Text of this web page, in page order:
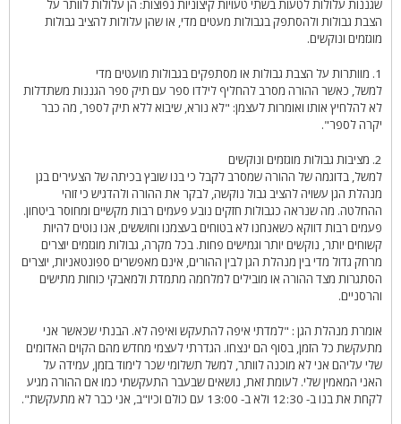
שגננות עלולות לטעות בשתי טעויות קיצוניות נפוצות: הן עלולות לוותר על
הצבת גבולות ולהסתפק בגבולות מעטים מדי, או שהן עלולות להציב גבולות
מוגזמים ונוקשים.
1. מוותרות על הצבת גבולות או מסתפקים בגבולות מועטים מדי
למשל, כאשר ההורה מסרב להחליף לילדו ספר עם תיק ספר הגננות משתדלות
לא להלחיץ אותו ואומרות לעצמן: "לא נורא, שיבוא ללא תיק לספר, מה כבר
יקרה לספר".
2. מציבות גבולות מוגזמים ונוקשים
למשל, בדוגמה של ההורה שמסרב לקבל כי בנו שובץ בכיתה של הצעירים בגן
מנהלת הגן עשויה להציב גבול נוקשה, לבקר את ההורה ולהדגיש כי זוהי
ההחלטה. מה שנראה כגבולות חזקים נובע פעמים רבות מקשיים ומחוסר ביטחון.
פעמים רבות דווקא כשאנחנו לא בטוחים בעצמנו וחוששים, אנו נוטים להיות
קשוחים יותר, נוקשים יותר וגמישים פחות. בכל מקרה, גבולות מוגזמים יוצרים
מרחק גדול מדי בין מנהלת הגן לבין ההורים, אינם מאפשרים ספונטאניות, יוצרים
הסתגרות מצד ההורה או מובילים למלחמה מתמדת ולמאבקי כוחות מתישים
והרסניים.
אומרת מנהלת הגן : "למדתי איפה להתעקש ואיפה לא. הבנתי שכאשר אני
מתעקשת כל הזמן, בסוף הם ינצחו. הגדרתי לעצמי מחדש מהם הקוים האדומים
שלי עליהם אני לא מוכנה לוותר, למשל תשלומי שכר לימוד בזמן, עמידה על
האני המאמין שלי. לעומת זאת, נושאים שבעבר התעקשתי כמו אם ההורה מגיע
לקחת את בנו ב- 12:30 ולא ב- 13:00 עם כולם וכיו"ב, אני כבר לא מתעקשת".